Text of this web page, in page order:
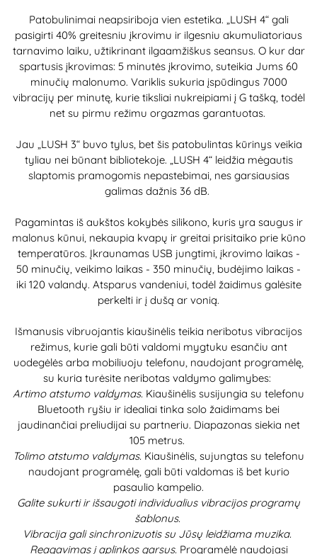
Patobulinimai neapsiriboja vien estetika. „LUSH 4“ gali
pasigirti 40% greitesniu įkrovimu ir ilgesniu akumuliatoriaus
tarnavimo laiku, užtikrinant ilgaamžiškus seansus. O kur dar
spartusis įkrovimas: 5 minutės įkrovimo, suteikia Jums 60
minučių malonumo. Variklis sukuria įspūdingus 7000
vibracijų per minutę, kurie tiksliai nukreipiami į G tašką, todėl
net su pirmu režimu orgazmas garantuotas.
Jau „LUSH 3“ buvo tylus, bet šis patobulintas kūrinys veikia
tyliau nei būnant bibliotekoje. „LUSH 4“ leidžia mėgautis
slaptomis pramogomis nepastebimai, nes garsiausias
galimas dažnis 36 dB.
Pagamintas iš aukštos kokybės silikono, kuris yra saugus ir
malonus kūnui, nekaupia kvapų ir greitai prisitaiko prie kūno
temperatūros. Įkraunamas USB jungtimi, įkrovimo laikas -
50 minučių, veikimo laikas - 350 minučių, budėjimo laikas -
iki 120 valandų. Atsparus vandeniui, todėl žaidimus galėsite
perkelti ir į dušą ar vonią.
Išmanusis vibruojantis kiaušinėlis teikia neribotus vibracijos
režimus, kurie gali būti valdomi mygtuku esančiu ant
uodegėlės arba mobiliuoju telefonu, naudojant programėlę,
su kuria turėsite neribotas valdymo galimybes:
Artimo atstumo valdymas. Kiaušinėlis susijungia su telefonu
Bluetooth ryšiu ir idealiai tinka solo žaidimams bei
jaudinančiai preliudijai su partneriu. Diapazonas siekia net
105 metrus.
Tolimo atstumo valdymas. Kiaušinėlis, sujungtas su telefonu
naudojant programėlę, gali būti valdomas iš bet kurio
pasaulio kampelio.
Galite sukurti ir išsaugoti individualius vibracijos programų
šablonus.
Vibracija gali sinchronizuotis su Jūsų leidžiama muzika.
Reagavimas į aplinkos garsus. Programėlė naudojasi